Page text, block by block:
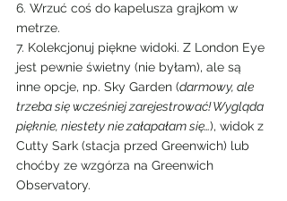
6. Wrzuć coś do kapelusza grajkom w
metrze.
7. Kolekcjonuj piękne widoki. Z London Eye
jest pewnie świetny (nie byłam), ale są
inne opcje, np. Sky Garden (darmowy, ale
trzeba się wcześniej zarejestrować! Wygląda
pięknie, niestety nie załapałam się…), widok z
Cutty Sark (stacja przed Greenwich) lub
choćby ze wzgórza na Greenwich
Observatory.